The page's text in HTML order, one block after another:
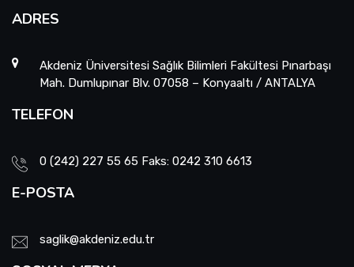
ADRES
Akdeniz Üniversitesi Sağlık Bilimleri Fakültesi Pınarbaşı
Mah. Dumlupınar Blv. 07058 – Konyaaltı / ANTALYA
TELEFON
0 (242) 227 55 65 Faks: 0242 310 6613
E-POSTA
saglik@akdeniz.edu.tr